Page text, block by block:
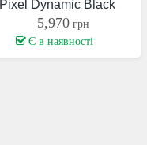
Pixel Dynamic Black
5,970 грн
Є в наявності